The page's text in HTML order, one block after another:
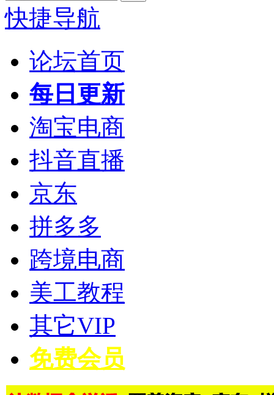
快捷导航
论坛首页
每日更新
淘宝电商
抖音直播
京东
拼多多
跨境电商
美工教程
其它VIP
免费会员